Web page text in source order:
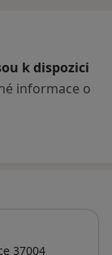
k dispozici
informace o
37004